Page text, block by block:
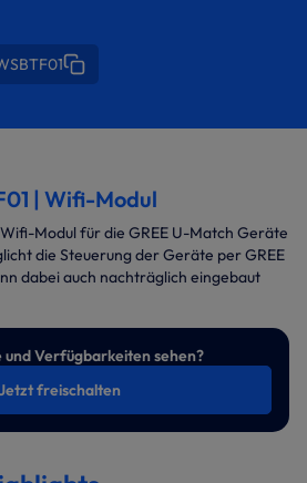
| Wifi-Modul
Wifi-Modul für die GREE U-Match Geräte
die Steuerung der Geräte per GREE
dabei auch nachträglich eingebaut
und Verfügbarkeiten sehen?
freischalten